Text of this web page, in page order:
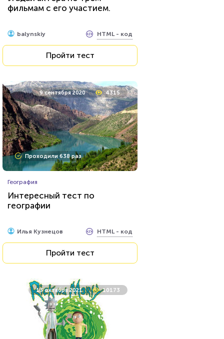
фильмам с его участием.
balynskiy HTML - код
Пройти тест
9 сентября 2020 4315
Проходили 638 раз
География
Интересный тест по
географии
Илья Кузнецов HTML - код
Пройти тест
13 октября 2021 10173